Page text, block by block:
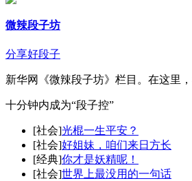
微辣段子坊
分享好段子
新华网《微辣段子坊》栏目。在这里
十分钟内成为“段子控”
[社会]光棍一生平安？
[社会]好姐妹，咱们来日方长
[经典]你才是妖精呢！
[社会]世界上最没用的一句话